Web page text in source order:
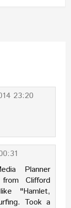
23:20
Planner
from Clifford
"Hamlet,
Took a